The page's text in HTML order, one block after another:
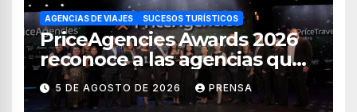
AGENCIAS DE VIAJES SUCESOS TURÍSTICOS
PriceAgencies Awards 2026
reconoce a las agencias que
impulsan el crecimiento del
turismo en México
5 DE AGOSTO DE 2026 PRENSA